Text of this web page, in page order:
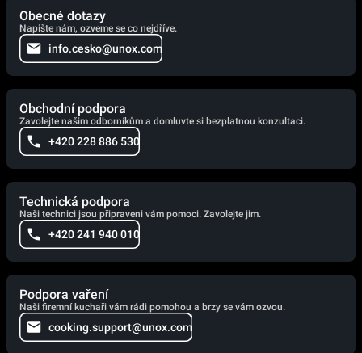
Obecné dotazy
Napište nám, ozveme se co nejdříve.
info.cesko@unox.com
Obchodní podpora
Zavolejte našim odborníkům a domluvte si bezplatnou konzultaci.
+420 228 886 530
Technická podpora
Naši technici jsou připraveni vám pomoci. Zavolejte jim.
+420 241 940 010
Podpora vaření
Naši firemní kuchaři vám rádi pomohou a brzy se vám ozvou.
cooking.support@unox.com